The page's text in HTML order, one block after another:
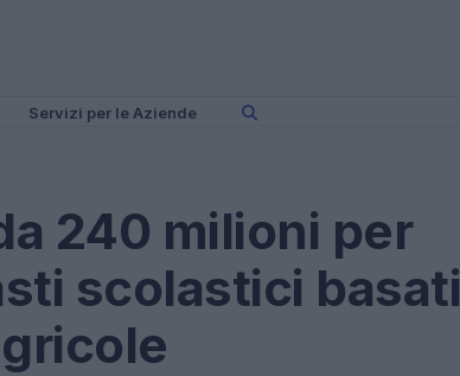
Servizi per le Aziende
240 milioni per
scolastici basati